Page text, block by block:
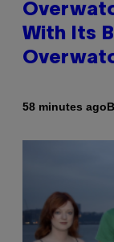
With Its
58 minutes ago